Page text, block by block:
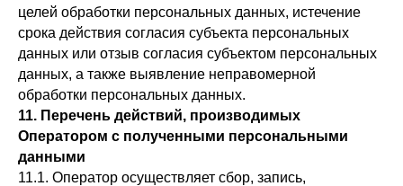
целей обработки персональных данных, истечение
срока действия согласия субъекта персональных
данных или отзыв согласия субъектом персональных
данных, а также выявление неправомерной
обработки персональных данных.
11. Перечень действий, производимых
Оператором с полученными персональными
данными
11.1. Оператор осуществляет сбор, запись,